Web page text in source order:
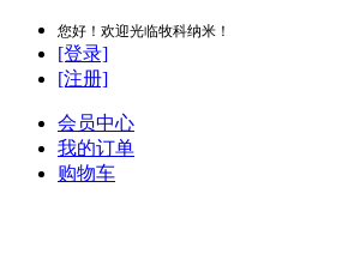
您好！欢迎光临牧科纳米！
[登录]
[注册]
会员中心
我的订单
购物车